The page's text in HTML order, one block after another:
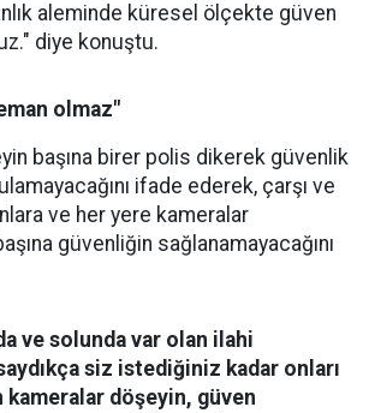
aleminde küresel ölçekte güven
diye konuştu.
olmaz"
başına birer polis dikerek güvenlik
ifade ederek, çarşı ve
ve her yere kameralar
güvenliğin sağlanamayacağını
ve solunda var olan ilahi
siz istediğiniz kadar onları
döşeyin, güven